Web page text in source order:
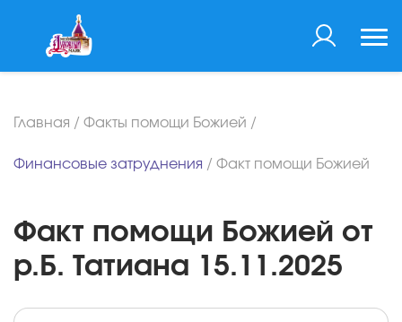
Главная / Факты помощи Божией /
Финансовые затруднения / Факт помощи Божией
Факт помощи Божией от
р.Б. Татиана 15.11.2025